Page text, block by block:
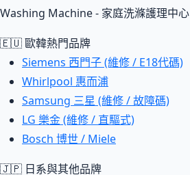
Washing Machine - 家庭洗滌護理中心
🇪🇺 歐韓熱門品牌
Siemens 西門子 (維修 / E18代碼)
Whirlpool 惠而浦
Samsung 三星 (維修 / 故障碼)
LG 樂金 (維修 / 直驅式)
Bosch 博世 / Miele
🇯🇵 日系與其他品牌